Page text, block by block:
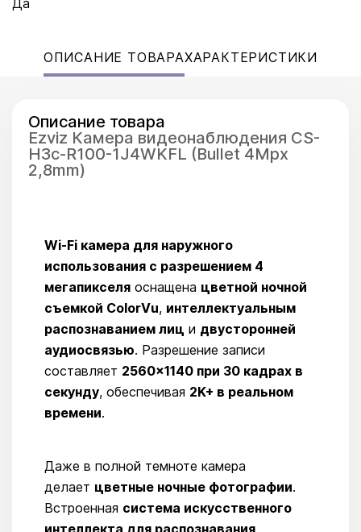
Да
ОПИСАНИЕ ТОВАРАХАРАКТЕРИСТИКИ
Описание товара
Ezviz Камера видеонаблюдения CS-
H3c-R100-1J4WKFL (Bullet 4Mpx
2,8mm)
Wi-Fi камера для наружного
использования с разрешением 4
мегапикселя оснащена цветной ночной
съемкой ColorVu, интеллектуальным
распознаванием лиц и двусторонней
аудиосвязью. Разрешение записи
составляет 2560×1140 при 30 кадрах в
секунду, обеспечивая 2K+ в реальном
времени.
Даже в полной темноте камера
делает цветные ночные фотографии.
Встроенная система искусственного